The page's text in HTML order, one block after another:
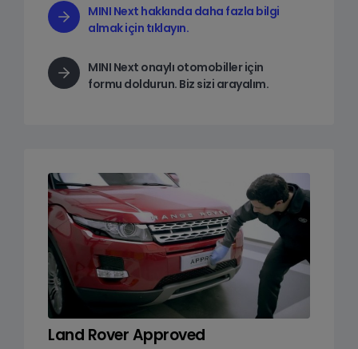
MINI Next hakkında daha fazla bilgi
almak için tıklayın.
MINI Next onaylı otomobiller için
formu doldurun. Biz sizi arayalım.
Land Rover Approved